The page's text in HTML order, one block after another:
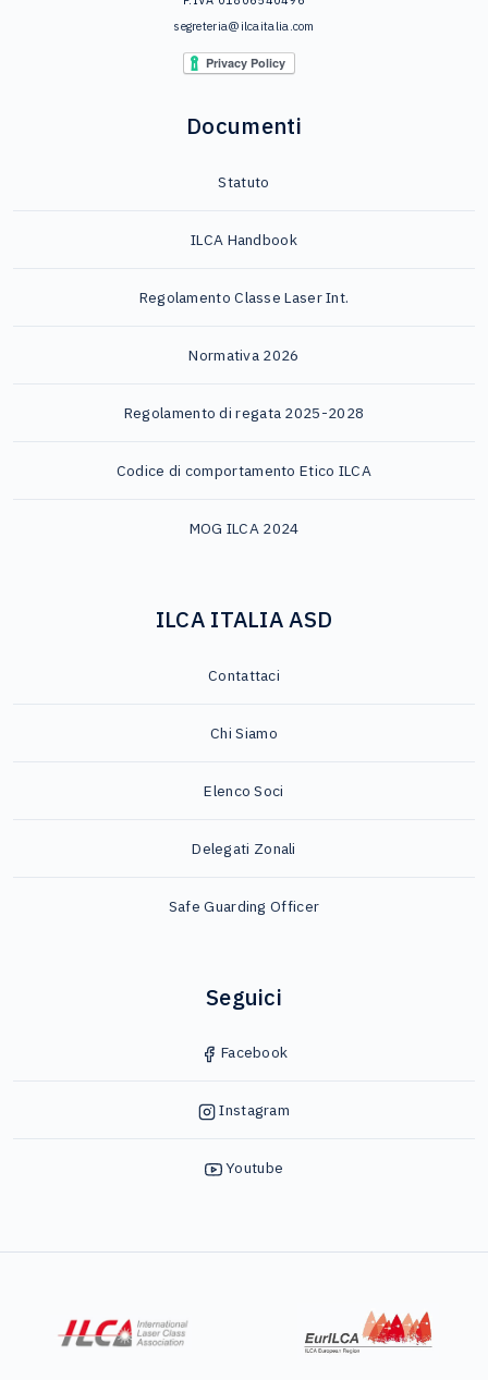
segreteria@ilcaitalia.com
Documenti
Statuto
ILCA Handbook
Regolamento Classe Laser Int.
Normativa 2026
Regolamento di regata 2025-2028
Codice di comportamento Etico ILCA
MOG ILCA 2024
ILCA ITALIA ASD
Contattaci
Chi Siamo
Elenco Soci
Delegati Zonali
Safe Guarding Officer
Seguici
Facebook
Instagram
Youtube